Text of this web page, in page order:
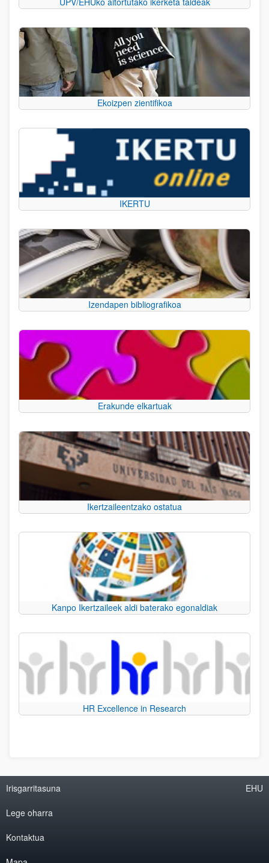
Ekoizpen zientifikoa
IKERTU
Izendapen bibliografikoa
Erakunde elkartuak
Ikertzaileentzako ostatua
Kanpo Ikertzaileek aldi baterako egonaldiak
HR Excellence in Research
Irisgarritasuna
Lege oharra
Kontaktua
EHU